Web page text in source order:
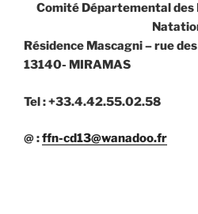
Comité Départemental des
Résidence Mascagni – rue
13140- MIRAMAS
Tel : +33.4.42.55.02.58
@ :ffn-cd13@wanadoo.fr